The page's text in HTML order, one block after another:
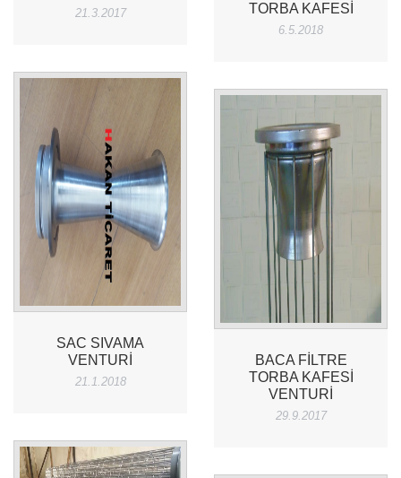
21.3.2017
TORBA KAFESI
6.5.2018
SAC SIVAMA
VENTURI
21.1.2018
BACA FILTRE
TORBA KAFESI
VENTURI
29.9.2017